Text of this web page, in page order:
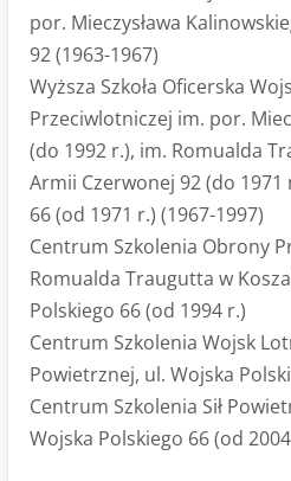
por. Mieczysława
92 (1963-1967)
Wyższa Szkoła Oficerska
Przeciwlotniczej im. por.
(do 1992 r.), im. Romualda
Armii Czerwonej 92 (do 1971
66 (od 1971 r.) (1967-1997)
Centrum Szkolenia Obrony
Romualda Traugutta w
Polskiego 66 (od 1994 r.)
Centrum Szkolenia Wojsk
Powietrznej, ul. Wojska
Centrum Szkolenia Sił
Wojska Polskiego 66 (od